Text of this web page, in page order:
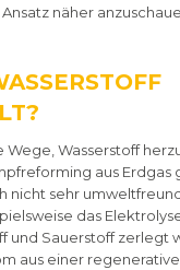
näher
Wege, Wasserstoff
aus Erdgas
nicht sehr
das
und Sauerstoff zerlegt
aus einer